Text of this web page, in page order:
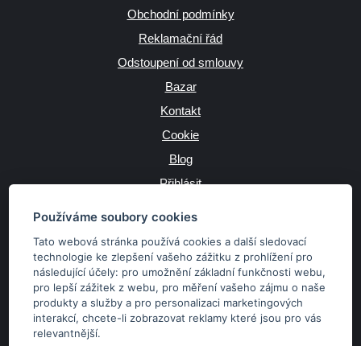
Používáme soubory cookies
Tato webová stránka používá cookies a další sledovací
technologie ke zlepšení vašeho zážitku z prohlížení pro
následující účely: pro umožnění základní funkčnosti webu,
pro lepší zážitek z webu, pro měření vašeho zájmu o naše
produkty a služby a pro personalizaci marketingových
interakcí,chcete-li zobrazovat reklamy které jsou pro vás
relevantnější.
Obchodní podmínky
Reklamační řád
Odstoupení od smlouvy
Bazar
Kontakt
Cookie
Blog
Přihlásit
JAZYK